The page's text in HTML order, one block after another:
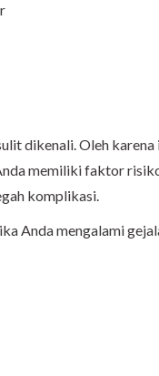
dikenali. Oleh
memiliki faktor
komplikasi.
Anda mengalami